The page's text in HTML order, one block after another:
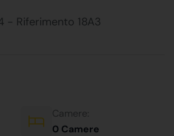
- Riferimento 18A3
Camere:
0 Camere